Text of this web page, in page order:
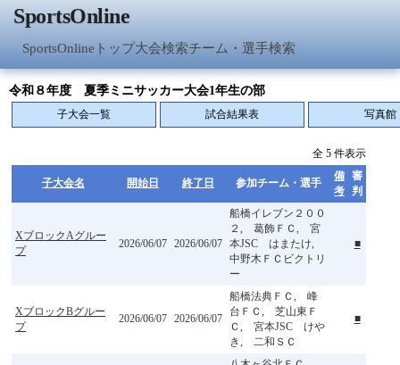
SportsOnline
SportsOnlineトップ大会検索チーム・選手検索
令和８年度 夏季ミニサッカー大会1年生の部
子大会一覧 試合結果表 写真館
全 5 件表示
子大会名 開始日 終了日 参加チーム・選手
備
考
審
判
XブロックAグルー
プ
2026/06/07 2026/06/07
船橋イレブン２００
２, 葛飾ＦＣ, 宮
本JSC はまたけ,
中野木ＦＣビクトリ
ー
■
XブロックBグルー
プ
2026/06/07 2026/06/07
船橋法典ＦＣ, 峰
台ＦＣ, 芝山東Ｆ
Ｃ, 宮本JSC けや
き, 二和ＳＣ
■